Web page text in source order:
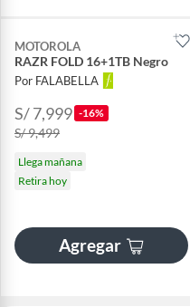
MOTOROLA
RAZR FOLD 16+1TB Negro
Por FALABELLA
S/ 7,999 -16%
S/ 9,499
Llega mañana
Retira hoy
Agregar